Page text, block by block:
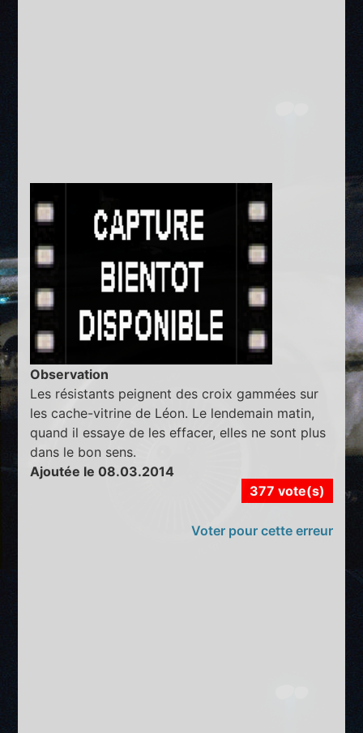
Observation
Les résistants peignent des croix gammées sur
les cache-vitrine de Léon. Le lendemain matin,
quand il essaye de les effacer, elles ne sont plus
dans le bon sens.
Ajoutée le 08.03.2014
377 vote(s)
Voter pour cette erreur